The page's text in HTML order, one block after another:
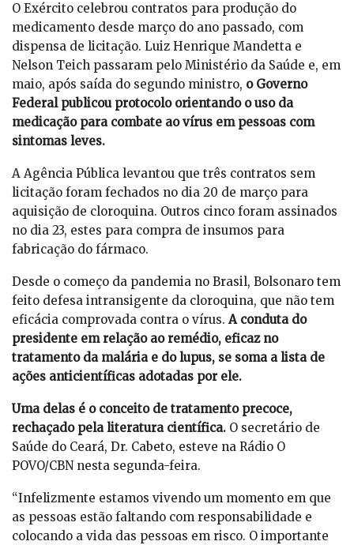
O Exército celebrou contratos para produção do
medicamento desde março do ano passado, com
dispensa de licitação. Luiz Henrique Mandetta e
Nelson Teich passaram pelo Ministério da Saúde e, em
maio, após saída do segundo ministro, o Governo
Federal publicou protocolo orientando o uso da
medicação para combate ao vírus em pessoas com
sintomas leves.
A Agência Pública levantou que três contratos sem
licitação foram fechados no dia 20 de março para
aquisição de cloroquina. Outros cinco foram assinados
no dia 23, estes para compra de insumos para
fabricação do fármaco.
Desde o começo da pandemia no Brasil, Bolsonaro tem
feito defesa intransigente da cloroquina, que não tem
eficácia comprovada contra o vírus. A conduta do
presidente em relação ao remédio, eficaz no
tratamento da malária e do lupus, se soma a lista de
ações anticientíficas adotadas por ele.
Uma delas é o conceito de tratamento precoce,
rechaçado pela literatura científica. O secretário de
Saúde do Ceará, Dr. Cabeto, esteve na Rádio O
POVO/CBN nesta segunda-feira.
“Infelizmente estamos vivendo um momento em que
as pessoas estão faltando com responsabilidade e
colocando a vida das pessoas em risco. O importante